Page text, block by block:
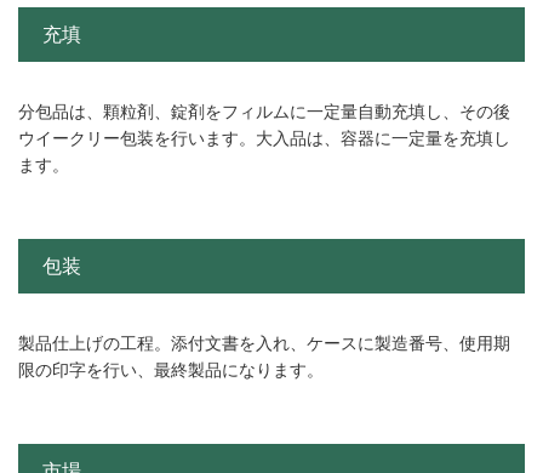
充填
分包品は、顆粒剤、錠剤をフィルムに一定量自動充填し、その後
ウイークリー包装を行います。大入品は、容器に一定量を充填し
ます。
包装
製品仕上げの工程。添付文書を入れ、ケースに製造番号、使用期
限の印字を行い、最終製品になります。